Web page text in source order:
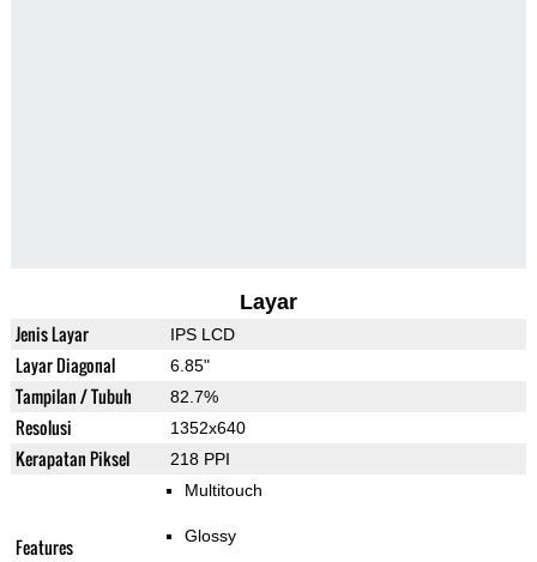
Layar
Jenis Layar IPS LCD
Layar Diagonal 6.85"
Tampilan / Tubuh 82.7%
Resolusi 1352x640
Kerapatan Piksel 218 PPI
Features
Multitouch
Glossy